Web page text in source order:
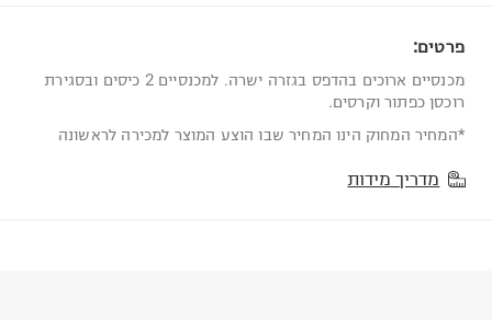
פרטים:
מכנסיים ארוכים בהדפס בגזרה ישרה. למכנסיים 2 כיסים ובסגירת
רוכסן כפתור וקרסים.
*המחיר המחוק הינו המחיר שבו הוצע המוצר למכירה לראשונה
מדריך מידות